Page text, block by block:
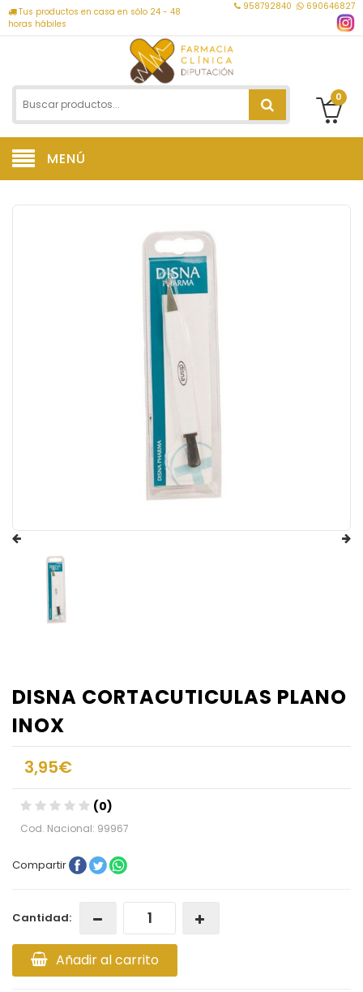
Tus productos en casa en sólo 24 - 48
horas hábiles
958792840 690646827
0
MENÚ
DISNA CORTACUTICULAS PLANO
INOX
3,95€
(0)
Cod. Nacional: 99967
Compartir
Cantidad:
Añadir al carrito